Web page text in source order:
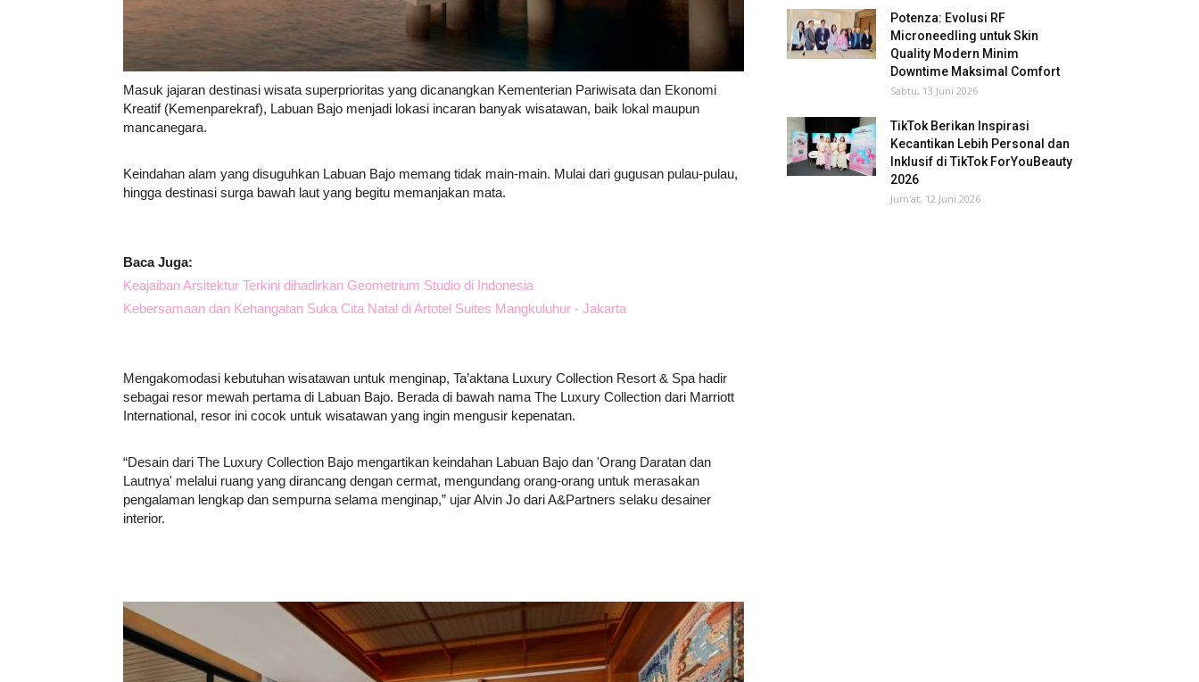
Masuk jajaran destinasi wisata superprioritas yang dicanangkan Kementerian Pariwisata dan Ekonomi
Kreatif (Kemenparekraf), Labuan Bajo menjadi lokasi incaran banyak wisatawan, baik lokal maupun
mancanegara.
Keindahan alam yang disuguhkan Labuan Bajo memang tidak main-main. Mulai dari gugusan pulau-pulau,
hingga destinasi surga bawah laut yang begitu memanjakan mata.
Baca Juga:
Keajaiban Arsitektur Terkini dihadirkan Geometrium Studio di Indonesia
Kebersamaan dan Kehangatan Suka Cita Natal di Artotel Suites Mangkuluhur - Jakarta
Mengakomodasi kebutuhan wisatawan untuk menginap, Ta’aktana Luxury Collection Resort & Spa hadir
sebagai resor mewah pertama di Labuan Bajo. Berada di bawah nama The Luxury Collection dari Marriott
International, resor ini cocok untuk wisatawan yang ingin mengusir kepenatan.
“Desain dari The Luxury Collection Bajo mengartikan keindahan Labuan Bajo dan 'Orang Daratan dan
Lautnya' melalui ruang yang dirancang dengan cermat, mengundang orang-orang untuk merasakan
pengalaman lengkap dan sempurna selama menginap,” ujar Alvin Jo dari A&Partners selaku desainer
interior.
Potenza: Evolusi RF
Microneedling untuk Skin
Quality Modern Minim
Downtime Maksimal Comfort
Sabtu, 13 Juni 2026
TikTok Berikan Inspirasi
Kecantikan Lebih Personal dan
Inklusif di TikTok ForYouBeauty
2026
Jum'at, 12 Juni 2026